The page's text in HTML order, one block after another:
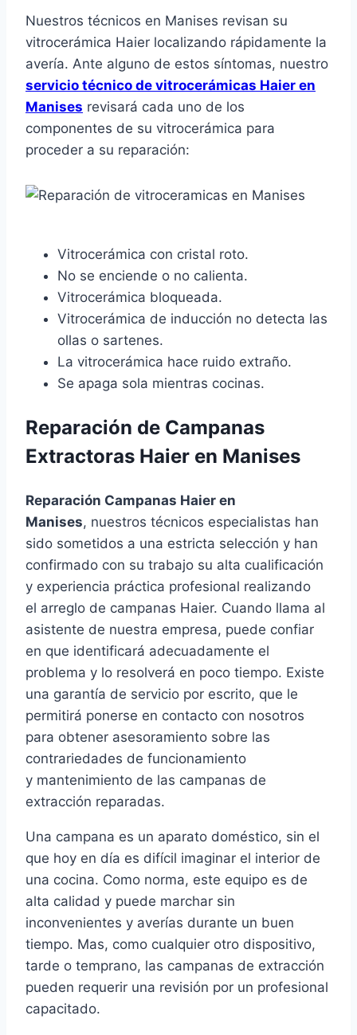
Nuestros técnicos en Manises revisan su
vitrocerámica Haier localizando rápidamente la
avería. Ante alguno de estos síntomas, nuestro
servicio técnico de vitrocerámicas Haier en
Manises revisará cada uno de los
componentes de su vitrocerámica para
proceder a su reparación:
Vitrocerámica con cristal roto.
No se enciende o no calienta.
Vitrocerámica bloqueada.
Vitrocerámica de inducción no detecta las
ollas o sartenes.
La vitrocerámica hace ruido extraño.
Se apaga sola mientras cocinas.
Reparación de Campanas
Extractoras Haier en Manises
Reparación Campanas Haier en
Manises, nuestros técnicos especialistas han
sido sometidos a una estricta selección y han
confirmado con su trabajo su alta cualificación
y experiencia práctica profesional realizando
el arreglo de campanas Haier. Cuando llama al
asistente de nuestra empresa, puede confiar
en que identificará adecuadamente el
problema y lo resolverá en poco tiempo. Existe
una garantía de servicio por escrito, que le
permitirá ponerse en contacto con nosotros
para obtener asesoramiento sobre las
contrariedades de funcionamiento
y mantenimiento de las campanas de
extracción reparadas.
Una campana es un aparato doméstico, sin el
que hoy en día es difícil imaginar el interior de
una cocina. Como norma, este equipo es de
alta calidad y puede marchar sin
inconvenientes y averías durante un buen
tiempo. Mas, como cualquier otro dispositivo,
tarde o temprano, las campanas de extracción
pueden requerir una revisión por un profesional
capacitado.